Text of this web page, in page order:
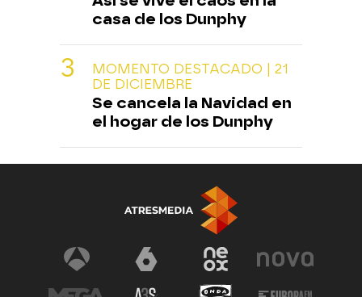
casa de los Dunphy
MOMENTO DESTACADO | 21
DE DICIEMBRE
Se cancela la Navidad en
el hogar de los Dunphy